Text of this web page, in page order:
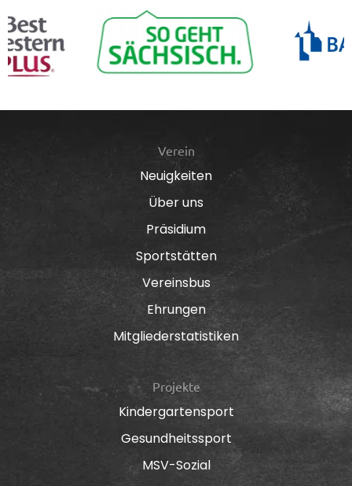
Verein
Neuigkeiten
Über uns
Präsidium
Sportstätten
Vereinsbus
Ehrungen
Mitgliederstatistiken
Projekte
Kindergartensport
Gesundheitssport
MSV-Sozial